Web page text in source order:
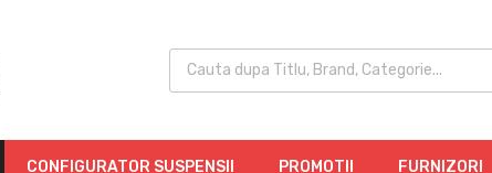
CONFIGURATOR SUSPENSII PROMOTII FURNIZORI